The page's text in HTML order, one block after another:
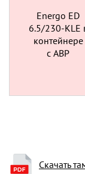
Energo ED
6.5/230-KLE
контейнере
c АВР
Скачать